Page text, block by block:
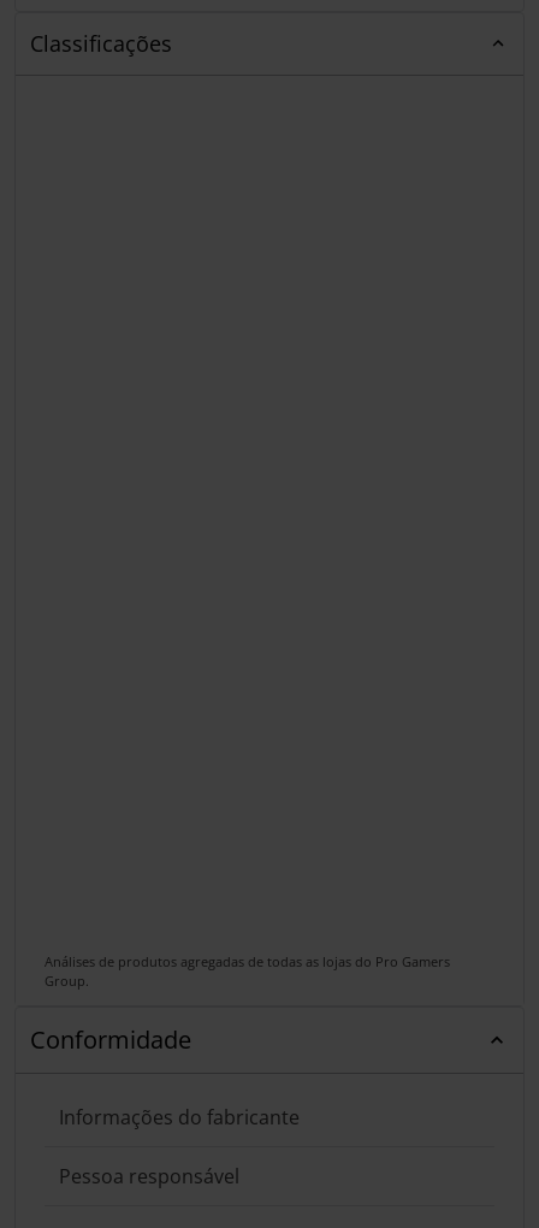
Classificações
Análises de produtos agregadas de todas as lojas do Pro Gamers
Group.
Conformidade
Informações do fabricante
Pessoa responsável